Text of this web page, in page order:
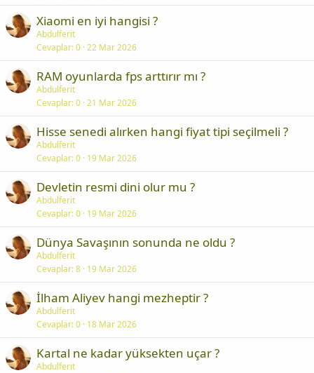
Xiaomi en iyi hangisi ?
Abdulferit
Cevaplar 0 22 Mar 2026
RAM oyunlarda fps arttırır mı ?
Abdulferit
Cevaplar 0 21 Mar 2026
Hisse senedi alırken hangi fiyat tipi seçilmeli ?
Abdulferit
Cevaplar 0 19 Mar 2026
Devletin resmi dini olur mu ?
Abdulferit
Cevaplar 0 19 Mar 2026
Dünya Savaşının sonunda ne oldu ?
Abdulferit
Cevaplar 8 19 Mar 2026
İlham Aliyev hangi mezheptir ?
Abdulferit
Cevaplar 0 18 Mar 2026
Kartal ne kadar yüksekten uçar ?
Abdulferit